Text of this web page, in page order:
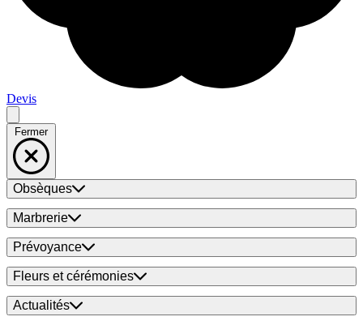
Devis
Fermer
Obsèques
Marbrerie
Prévoyance
Fleurs et cérémonies
Actualités